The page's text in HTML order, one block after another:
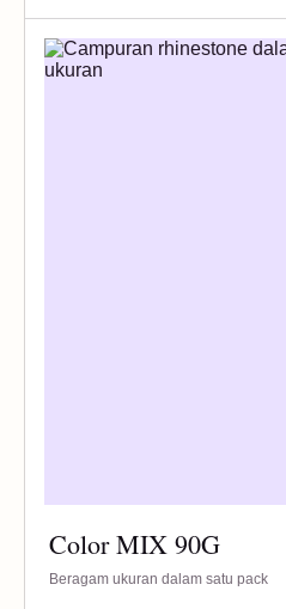
Color MIX 90G
Beragam ukuran dalam satu pack